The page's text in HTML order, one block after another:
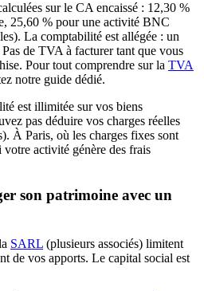
sur le CA encaissé : 12,30 %
25,60 % pour une activité BNC
La comptabilité est allégée : un
de TVA à facturer tant que vous
Pour tout comprendre sur la TVA
notre guide dédié.
est illimitée sur vos biens
pas déduire vos charges réelles
À Paris, où les charges fixes sont
votre activité génère des frais
son patrimoine avec un
SARL (plusieurs associés) limitent
de vos apports. Le capital social est